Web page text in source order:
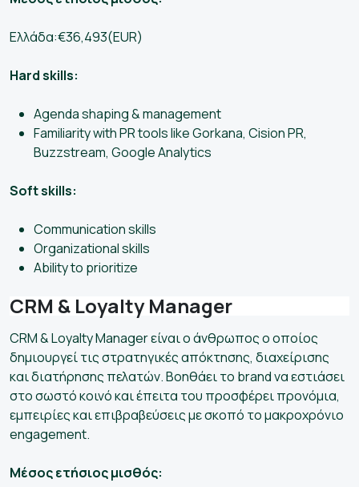
Ελλάδα:€36,493(EUR)
Hard skills:
Agenda shaping & management
Familiarity with PR tools like Gorkana, Cision PR,
Buzzstream, Google Analytics
Soft skills:
Communication skills
Organizational skills
Ability to prioritize
CRM & Loyalty Manager
CRM & Loyalty Manager είναι ο άνθρωπος ο οποίος
δημιουργεί τις στρατηγικές απόκτησης, διαχείρισης
και διατήρησης πελατών. Βοηθάει το brand να εστιάσει
στο σωστό κοινό και έπειτα του προσφέρει προνόμια,
εμπειρίες και επιβραβεύσεις με σκοπό το μακροχρόνιο
engagement.
Μέσος ετήσιος μισθός: